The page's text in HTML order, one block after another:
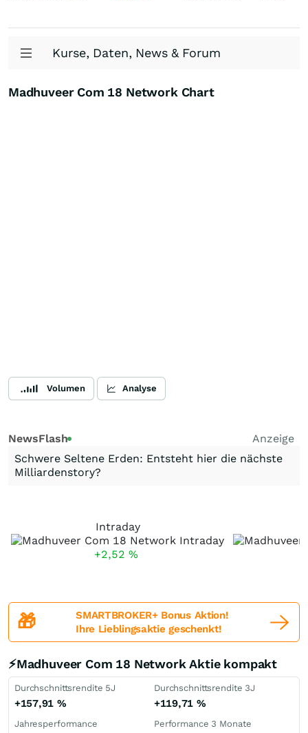
Kurse, Daten, News & Forum
Madhuveer Com 18 Network Chart
Volumen Analyse
NewsFlash
Anzeige
Schwere Seltene Erden: Entsteht hier die nächste
Milliardenstory?
Intraday
+2,52 %
🎁
SMARTBROKER+ Bonus Aktion!
Ihre Lieblingsaktie geschenkt!
⚡Madhuveer Com 18 Network Aktie kompakt
Durchschnittsrendite 5J
+157,91 %
Durchschnittsrendite 3J
+119,71 %
Jahresperformance Performance 3 Monate